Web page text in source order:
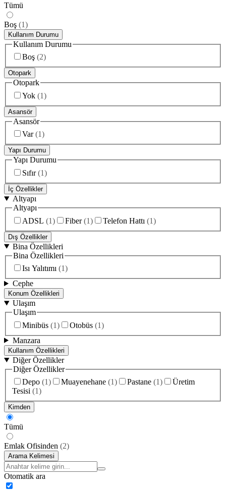
Tümü
Boş (1)
Kullanım Durumu
Kullanım Durumu
Boş (2)
Otopark
Otopark
Yok (1)
Asansör
Asansör
Var (1)
Yapı Durumu
Yapı Durumu
Sıfır (1)
İç Özellikler
Altyapı
Altyapı
ADSL (1) Fiber (1) Telefon Hattı (1)
Dış Özellikler
Bina Özellikleri
Bina Özellikleri
Isı Yalıtımı (1)
Cephe
Konum Özellikleri
Ulaşım
Ulaşım
Minibüs (1) Otobüs (1)
Manzara
Kullanım Özellikleri
Diğer Özellikler
Diğer Özellikler
Depo (1) Muayenehane (1) Pastane (1)
Üretim
Tesisi (1)
Kimden
Tümü
Emlak Ofisinden (2)
Arama Kelimesi
Otomatik ara